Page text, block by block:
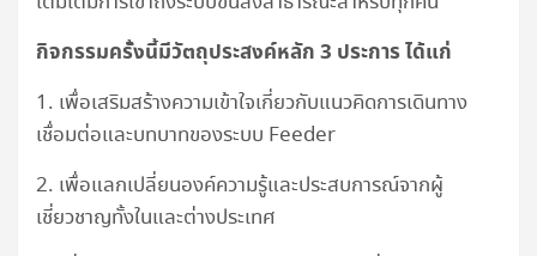
กิจกรรมครั้งนี้มีวัตถุประสงค์หลัก3 ประการ ได้แก่
1. เพื่อเสริมสร้างความเข้าใจเกี่ยวกับแนวคิดการเดินทาง
เชื่อมต่อและบทบาทของระบบ Feeder
2. เพื่อแลกเปลี่ยนองค์ความรู้และประสบการณ์จากผู้
เชี่ยวชาญทั้งในและต่างประเทศ